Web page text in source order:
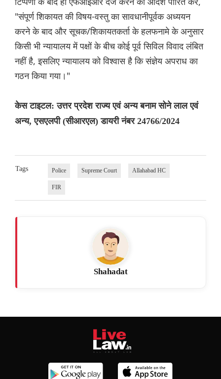
"संपूर्ण शिकायत की विषय-वस्तु का सावधानीपूर्वक अध्ययन
करने के बाद और सूचक/शिकायतकर्ता के हलफनामे के अनुसार
किसी भी न्यायालय में पक्षों के बीच कोई पूर्व सिविल विवाद लंबित
नहीं है, इसलिए न्यायालय को विश्वास है कि संज्ञेय अपराध का
गठन किया गया।"
केस टाइटल: उत्तर प्रदेश राज्य एवं अन्य बनाम सोने लाल एवं
अन्य, एसएलपी (सीआरएल) डायरी नंबर 24766/2024
Tags Police Supreme Court Allahabad HC
FIR
Shahadat